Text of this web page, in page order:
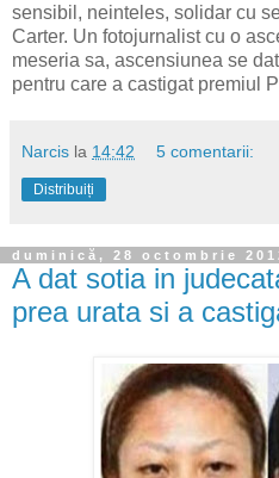
sensibil, neinteles, solidar cu
Carter. Un fotojurnalist cu o
meseria sa, ascensiunea se
pentru care a castigat premiul
Narcis la 14:42 5 comentarii:
Distribuiți
duminică, 28 octombrie
A dat sotia in
prea urata si a